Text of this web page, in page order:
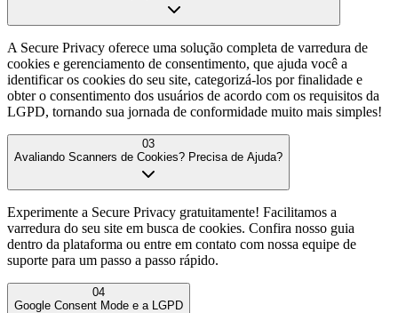
A Secure Privacy oferece uma solução completa de varredura de
cookies e gerenciamento de consentimento, que ajuda você a
identificar os cookies do seu site, categorizá-los por finalidade e
obter o consentimento dos usuários de acordo com os requisitos da
LGPD, tornando sua jornada de conformidade muito mais simples!
03
Avaliando Scanners de Cookies? Precisa de Ajuda?
Experimente a Secure Privacy gratuitamente! Facilitamos a
varredura do seu site em busca de cookies. Confira nosso guia
dentro da plataforma ou entre em contato com nossa equipe de
suporte para um passo a passo rápido.
04
Google Consent Mode e a LGPD